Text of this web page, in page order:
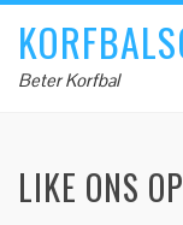
Beter Korfbal
LIKE ONS